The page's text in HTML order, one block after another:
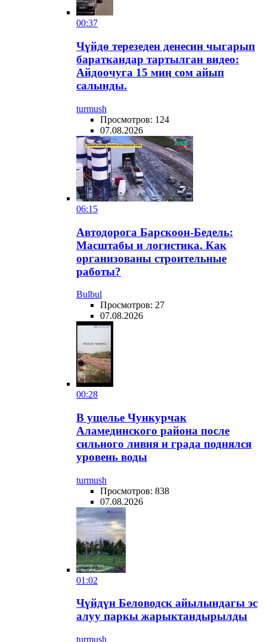
00:37
Чүйдө терезеден денесин чыгарып
бараткандар тартылган видео:
Айдоочуга 15 миң сом айып
салынды.
turmush
Просмотров: 124
07.08.2026
06:15
Автодорога Барскоон-Бедель:
Масштабы и логистика. Как
организованы строительные
работы?
Bulbul
Просмотров: 27
07.08.2026
00:28
В ущелье Чункурчак
Аламединского района после
сильного ливня и града поднялся
уровень воды
turmush
Просмотров: 838
07.08.2026
01:02
Чүйдүн Беловодск айылындагы эс
алуу паркы жарыктандырылды
turmush